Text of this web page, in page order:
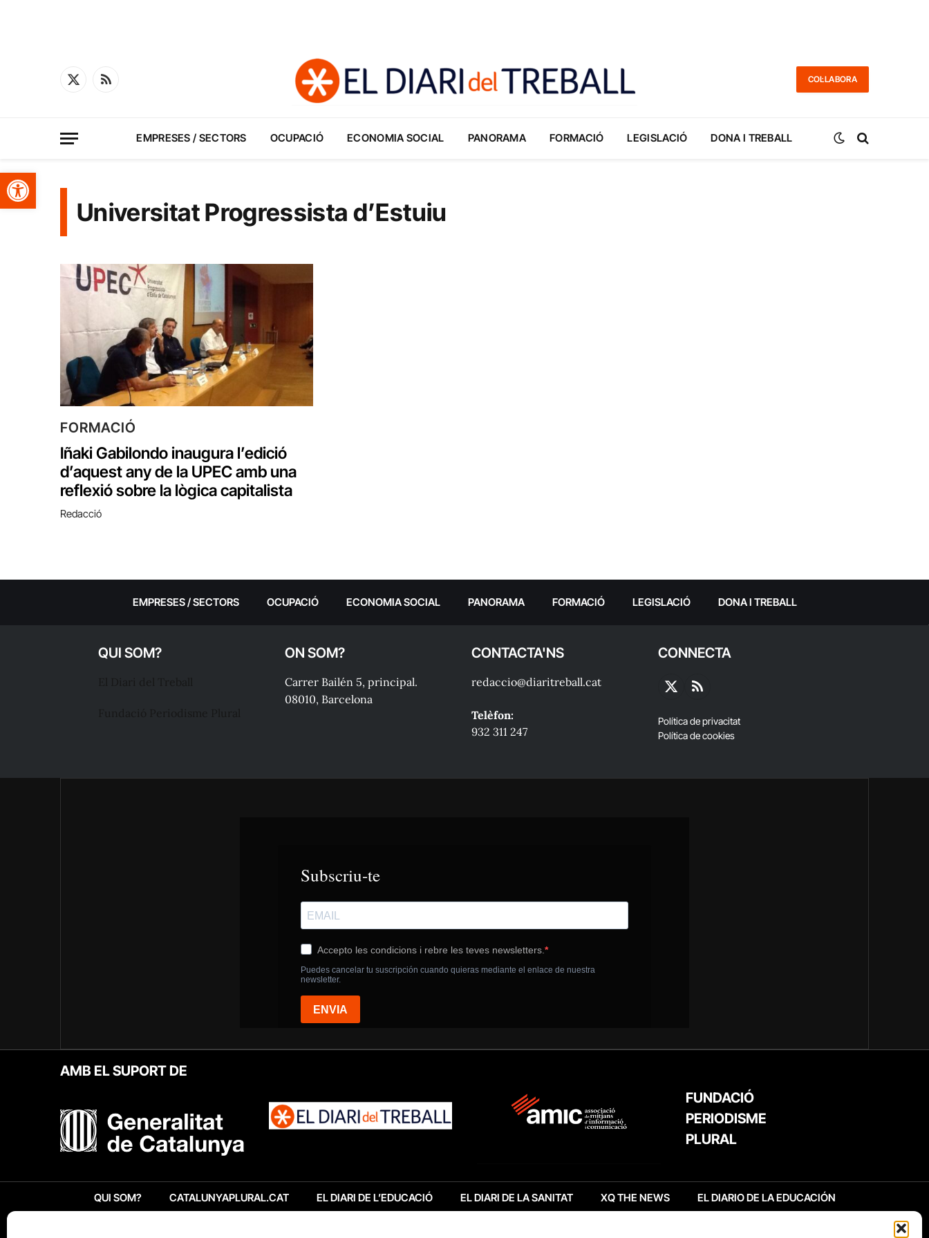
Obre la barra d'eines
X
RSS
COL·LABORA
EMPRESES / SECTORS OCUPACIÓ ECONOMIA SOCIAL PANORAMA FORMACIÓ LEGISLACIÓ DONA I TREBALL
Universitat Progressista d’Estuiu
FORMACIÓ
Iñaki Gabilondo inaugura l’edició
d’aquest any de la UPEC amb una
reflexió sobre la lògica capitalista
Redacció
EMPRESES / SECTORS OCUPACIÓ ECONOMIA SOCIAL PANORAMA FORMACIÓ LEGISLACIÓ DONA I TREBALL
QUI SOM? ON SOM?
Carrer Bailén 5, principal.
08010, Barcelona
CONTACTA'NS
redaccio@diaritreball.cat
Telèfon:
932 311 247
CONNECTA
X
RSS
Política de privacitat
Política de cookies
AMB EL SUPORT DE
FUNDACIÓ
PERIODISME
PLURAL
QUI SOM? CATALUNYAPLURAL.CAT EL DIARI DE L’EDUCACIÓ EL DIARI DE LA SANITAT XQ THE NEWS EL DIARIO DE LA EDUCACIÓN